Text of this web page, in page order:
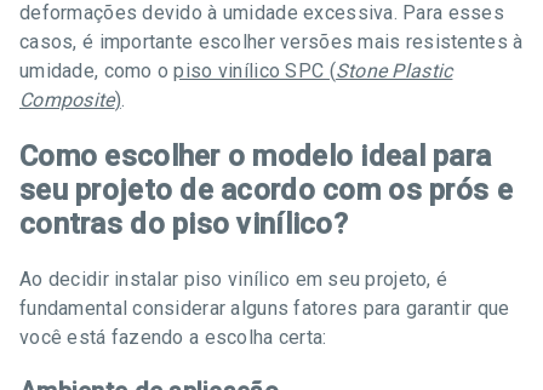
deformações devido à umidade excessiva. Para esses
casos, é importante escolher versões mais resistentes à
umidade, como opiso vinílico SPC (Stone Plastic
Composite).
Como escolher o modelo ideal para
seu projeto de acordo com os prós e
contras do piso vinílico?
Ao decidir instalar piso vinílico em seu projeto, é
fundamental considerar alguns fatores para garantir que
você está fazendo a escolha certa: